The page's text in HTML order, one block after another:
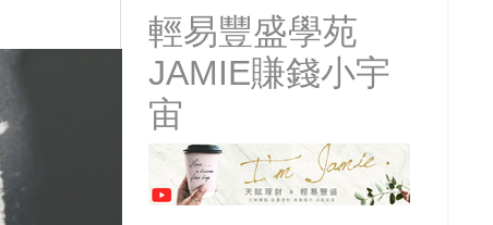
輕易豐盛學苑
JAMIE賺錢小宇
宙